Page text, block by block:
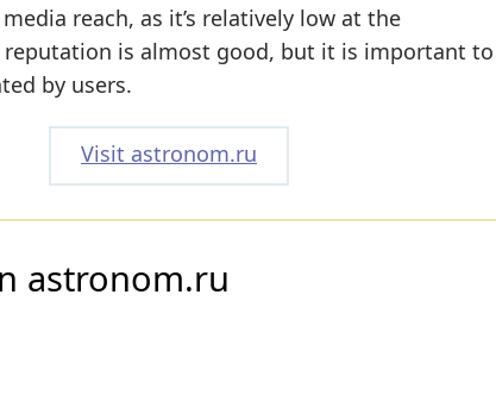
reach, as it’s relatively low at the
reputation is almost good, but it is important to
by users.
Visit astronom.ru
astronom.ru